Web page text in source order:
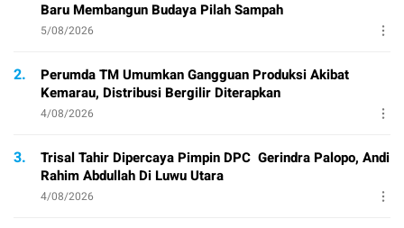
Baru Membangun Budaya Pilah Sampah
5/08/2026
2.
Perumda TM Umumkan Gangguan Produksi Akibat
Kemarau, Distribusi Bergilir Diterapkan
4/08/2026
3.
Trisal Tahir Dipercaya Pimpin DPC Gerindra Palopo, Andi
Rahim Abdullah Di Luwu Utara
4/08/2026